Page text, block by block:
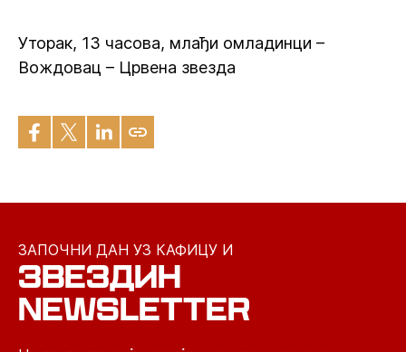
Уторак, 13 часова, млађи омладинци –
Вождовац – Црвена звезда
ЗАПОЧНИ ДАН УЗ КАФИЦУ И
ЗВЕЗДИН
NEWSLETTER